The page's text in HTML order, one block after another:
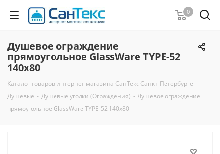
0
Душевое ограждение
прямоугольное GlassWare TYPE-52
140x80
Каталог товаров интернет магазина СанТекс Санкт-Петербурге -
Душевые - Душевые уголки (Ограждения) - Душевое ограждение
прямоугольное GlassWare TYPE-52 140x80